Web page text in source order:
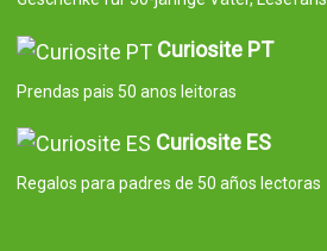
Curiosite PT
Prendas pais 50 anos leitoras
Curiosite ES
Regalos para padres de 50 años lectoras